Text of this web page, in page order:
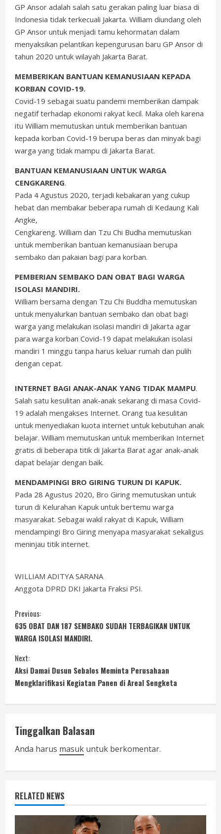
GP Ansor adalah salah satu gerakan paling luar biasa di
Indonesia tidak terkecuali Jakarta. William diundang oleh
GP Ansor untuk menjadi tamu kehormatan dalam
menyaksikan pelantikan kepengurusan baru GP Ansor di
tahun 2020 untuk wilayah Jakarta Barat.
MEMBERIKAN BANTUAN KEMANUSIAAN KEPADA
KORBAN COVID-19.
Covid-19 sebagai suatu pandemi memberikan dampak
negatif terhadap ekonomi rakyat kecil. Maka oleh karena
itu William memutuskan untuk memberikan bantuan
kepada korban Covid-19 berupa beras dan minyak bagi
warga yang tidak mampu di Jakarta Barat.
BANTUAN KEMANUSIAAN UNTUK WARGA
CENGKARENG.
Pada 4 Agustus 2020, terjadi kebakaran yang cukup
hebat dan membakar beberapa rumah di Kedaung Kali
Angke,
Cengkareng. William dan Tzu Chi Budha memutuskan
untuk memberikan bantuan kemanusiaan berupa
sembako dan pakaian bagi para korban.
PEMBERIAN SEMBAKO DAN OBAT BAGI WARGA
ISOLASI MANDIRI.
William bersama dengan Tzu Chi Buddha memutuskan
untuk menyalurkan bantuan sembako dan obat bagi
warga yang melakukan isolasi mandiri di Jakarta agar
para warga korban Covid-19 dapat melakukan isolasi
mandiri 1 minggu tanpa harus keluar rumah dan pulih
dengan cepat.
INTERNET BAGI ANAK-ANAK YANG TIDAK MAMPU.
Salah satu kesulitan anak-anak sekarang di masa Covid-
19 adalah mengakses Internet. Orang tua kesulitan
untuk menyediakan kuota internet untuk kebutuhan anak
belajar. William memutuskan untuk memberikan Internet
gratis di beberapa titik di Jakarta Barat agar anak-anak
dapat belajar dengan baik.
MENDAMPINGI BRO GIRING TURUN DI KAPUK.
Pada 28 Agustus 2020, Bro Giring memutuskan untuk
turun di Kelurahan Kapuk untuk bertemu warga
masyarakat. Sebagai wakil rakyat di Kapuk, William
mendampingi Bro Giring menyapa masyarakat sekaligus
meninjau titik internet.
WILLIAM ADITYA SARANA
Anggota DPRD DKI Jakarta Fraksi PSI.
C
o
n
t
i
n
u
e
Previous:
635 OBAT DAN 187 SEMBAKO SUDAH TERBAGIKAN UNTUK
WARGA ISOLASI MANDIRI.
Next:
Aksi Damai Dusun Sebalos Meminta Perusahaan
Mengklarifikasi Kegiatan Panen di Areal Sengketa
Tinggalkan Balasan
Anda harus masuk untuk berkomentar.
RELATED NEWS